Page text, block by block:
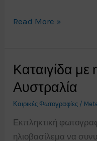
Η
ΑΠΕΙΛΕΙ
ΤΑ
ΕΛΛΗΝΙΚΑ
ΜΝΗΜΕΙΑ
Read More »
Καταιγίδα με
Αυστραλία
Καιρικές Φωτογραφίες /
Εκπληκτική
ηλιοβασίλεμα να